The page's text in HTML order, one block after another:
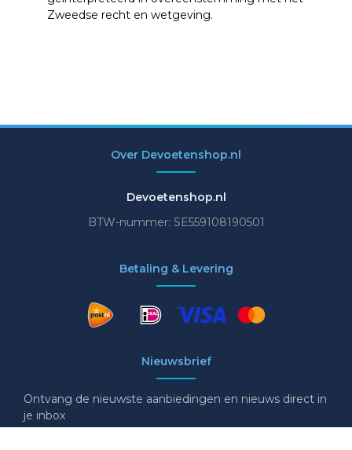
Zweedse recht en wetgeving.
Over Devoetenshop.nl
Devoetenshop.nl
BTW-nummer: SE559108190501
Betaling & Levering
Nieuwsbrief
Ontvang de nieuwste aanbiedingen en nieuws direct in
je inbox